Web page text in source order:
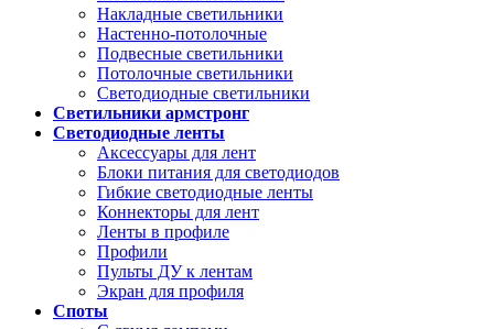
Накладные светильники
Настенно-потолочные
Подвесные светильники
Потолочные светильники
Светодиодные светильники
Светильники армстронг
Светодиодные ленты
Аксессуары для лент
Блоки питания для светодиодов
Гибкие светодиодные ленты
Коннекторы для лент
Ленты в профиле
Профили
Пульты ДУ к лентам
Экран для профиля
Споты